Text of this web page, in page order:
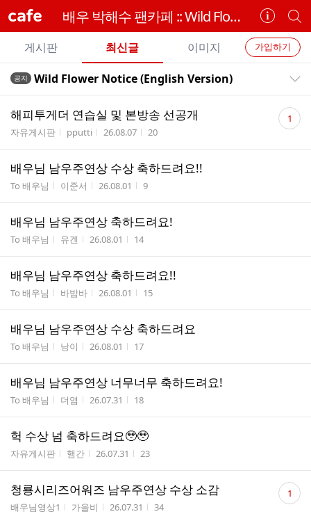
cafe 배우 박해수 팬카페 :: Wild Flower ::
카
페
정
보
개
별
카
페
검
RANKING
420
하
카
페
메
뉴
가입하기
게시판 최신글 이미지
전
글
트
공지 Wild Flower Notice (English Version)
해피투게더 연습실 및 본방송 선공개
게시판명
자유게시판 작성자
pputti 작성시간
26.08.07 조회수
20
댓
글 1
배우님 남우주연상 수상 축하드려요!!
게시판명
To 배우님 작성자
이준서 작성시간
26.08.01 조회수
9
배우님 남우주연상 축하드려요!
게시판명
To 배우님 작성자
유겐 작성시간
26.08.01 조회수
14
배우님 남우주연상 축하드려요!!
게시판명
To 배우님 작성자
바밤바 작성시간
26.08.01 조회수
15
배우님 남우주연상 수상 축하드려요
게시판명
To 배우님 작성자
낭이 작성시간
26.08.01 조회수
17
배우님 남우주연상 너무너무 축하드려요!
게시판명
To 배우님 작성자
더염 작성시간
26.07.31 조회수
18
헉 수상 넘 축하드려요🥹🥹
게시판명
자유게시판 작성자
햄간 작성시간
26.07.31 조회수
23
청룡시리즈어워즈 남우주연상 수상 소감
게시판명
배우님영상1 작성자
가을비 작성시간
26.07.31 조회수
34
댓
글 1